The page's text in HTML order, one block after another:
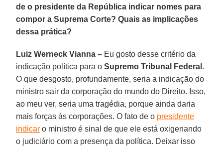
de o presidente da República indicar nomes para
compor a Suprema Corte? Quais as implicações
dessa prática?
Luiz Werneck Vianna – Eu gosto desse critério da
indicação política para o Supremo Tribunal Federal .
O que desgosto, profundamente, seria a indicação do
ministro sair da corporação do mundo do Direito. Isso,
ao meu ver, seria uma tragédia, porque ainda daria
mais forças às corporações. O fato de o presidente
indicar o ministro é sinal de que ele está oxigenando
o judiciário com a presença da política. Deixar isso